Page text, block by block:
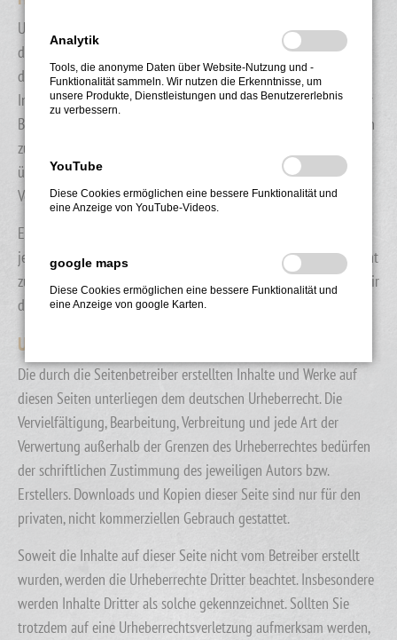
Unser Angebot enthält Links zu externen Websites Dritter, auf
deren Inhalte wir keinen Einfluss haben. Deshalb können wir für
diese fremden Inhalte auch keine Gewähr übernehmen. Für die
Inhalte der verlinkten Seiten ist stets der jeweilige Anbieter oder
Betreiber der Seiten verantwortlich. Die verlinkten Seiten wurden
zum Zeitpunkt der Verlinkung auf mögliche Rechtsverstöße
überprüft. Rechtswidrige Inhalte waren zum Zeitpunkt der
Verlinkung nicht erkennbar.
Eine permanente inhaltliche Kontrolle der verlinkten Seiten ist
jedoch ohne konkrete Anhaltspunkte einer Rechtsverletzung nicht
zumutbar. Bei Bekanntwerden von Rechtsverletzungen werden wir
derartige Links umgehend entfernen.
Urheberrecht
Die durch die Seitenbetreiber erstellten Inhalte und Werke auf
diesen Seiten unterliegen dem deutschen Urheberrecht. Die
Vervielfältigung, Bearbeitung, Verbreitung und jede Art der
Verwertung außerhalb der Grenzen des Urheberrechtes bedürfen
der schriftlichen Zustimmung des jeweiligen Autors bzw.
Erstellers. Downloads und Kopien dieser Seite sind nur für den
privaten, nicht kommerziellen Gebrauch gestattet.
Soweit die Inhalte auf dieser Seite nicht vom Betreiber erstellt
wurden, werden die Urheberrechte Dritter beachtet. Insbesondere
werden Inhalte Dritter als solche gekennzeichnet. Sollten Sie
trotzdem auf eine Urheberrechtsverletzung aufmerksam werden,
Analytik
Tools, die anonyme Daten über Website-Nutzung und -
Funktionalität sammeln. Wir nutzen die Erkenntnisse, um
unsere Produkte, Dienstleistungen und das Benutzererlebnis
zu verbessern.
YouTube
Diese Cookies ermöglichen eine bessere Funktionalität und
eine Anzeige von YouTube-Videos.
google maps
Diese Cookies ermöglichen eine bessere Funktionalität und
eine Anzeige von google Karten.